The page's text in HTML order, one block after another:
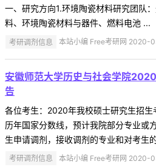
一、研究方向1.环境陶瓷材料研究团队
料、环境陶瓷材料与器件、燃料电池 ...
考研调剂信息 本站小编 Free考研网 2020-
安徽师范大学历史与社会学院
告
各位考生：2020年我校硕士研究生招
历年国家分数线，预计我院部分专业或
生申请调剂，接收调剂的专业和对考生
考研调剂信息 本站小编 Free考研网 2020-